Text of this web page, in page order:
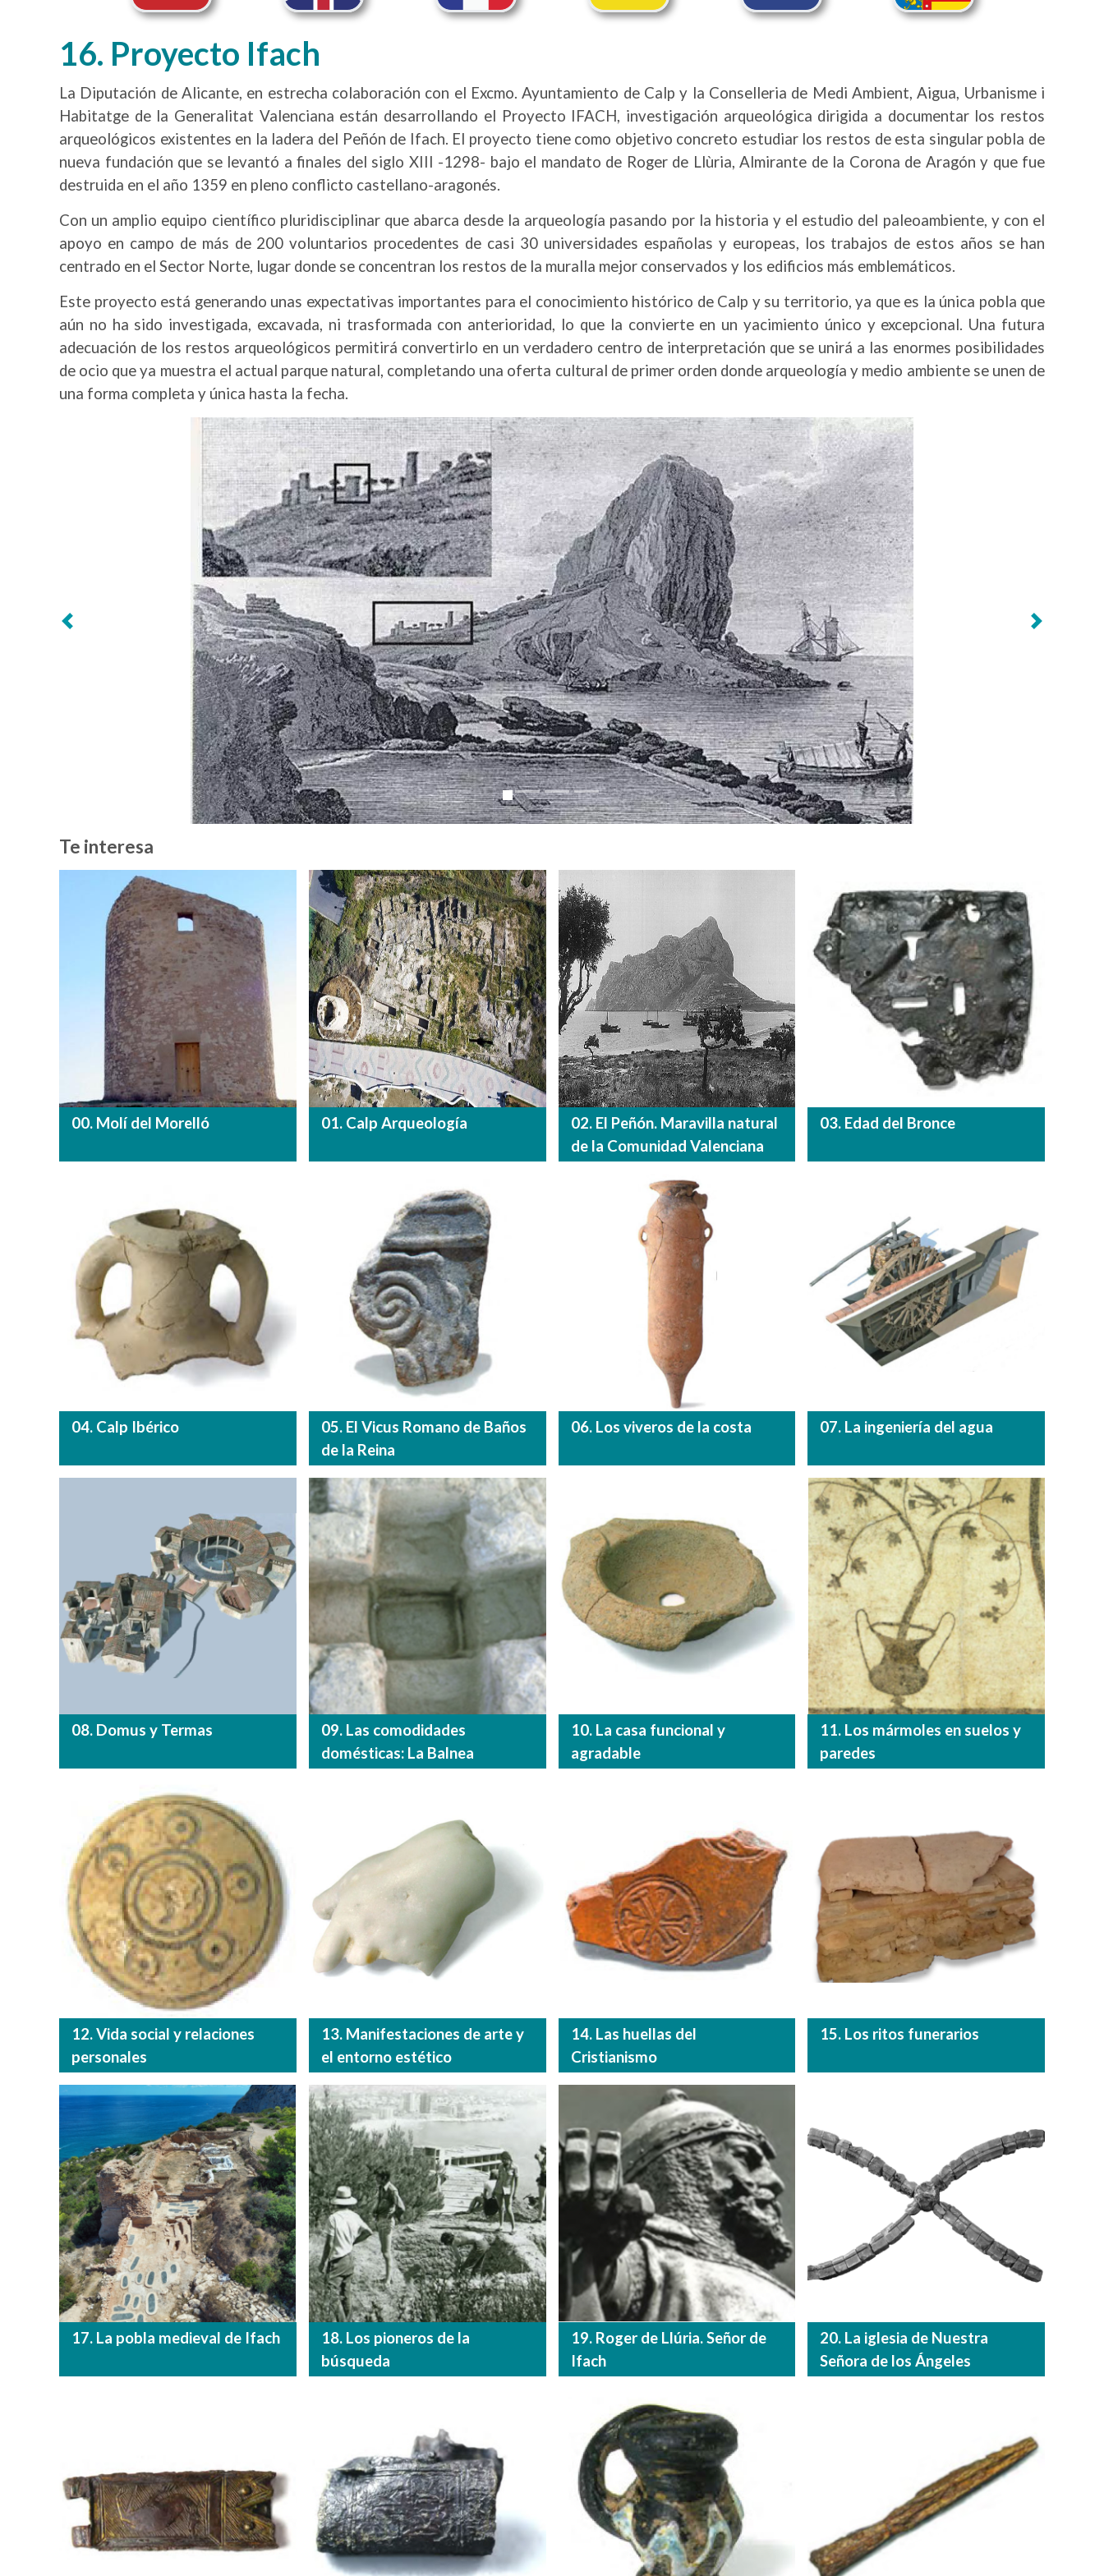
16. Proyecto Ifach
La Diputación de Alicante, en estrecha colaboración con el Excmo. Ayuntamiento de Calp y la Conselleria de Medi Ambient, Aigua, Urbanisme i
Habitatge de la Generalitat Valenciana están desarrollando el Proyecto IFACH, investigación arqueológica dirigida a documentar los restos
arqueológicos existentes en la ladera del Peñón de Ifach. El proyecto tiene como objetivo concreto estudiar los restos de esta singular pobla de
nueva fundación que se levantó a finales del siglo XIII -1298- bajo el mandato de Roger de Llùria, Almirante de la Corona de Aragón y que fue
destruida en el año 1359 en pleno conflicto castellano-aragonés.
Con un amplio equipo científico pluridisciplinar que abarca desde la arqueología pasando por la historia y el estudio del paleoambiente, y con el
apoyo en campo de más de 200 voluntarios procedentes de casi 30 universidades españolas y europeas, los trabajos de estos años se han
centrado en el Sector Norte, lugar donde se concentran los restos de la muralla mejor conservados y los edificios más emblemáticos.
Este proyecto está generando unas expectativas importantes para el conocimiento histórico de Calp y su territorio, ya que es la única pobla que
aún no ha sido investigada, excavada, ni trasformada con anterioridad, lo que la convierte en un yacimiento único y excepcional. Una futura
adecuación de los restos arqueológicos permitirá convertirlo en un verdadero centro de interpretación que se unirá a las enormes posibilidades
de ocio que ya muestra el actual parque natural, completando una oferta cultural de primer orden donde arqueología y medio ambiente se unen de
una forma completa y única hasta la fecha.
Siguiente
Te interesa
00. Molí del Morelló 01. Calp Arqueología
02. El Peñón. Maravilla natural
de la Comunidad Valenciana
03. Edad del Bronce
04. Calp Ibérico
05. El Vicus Romano de Baños
de la Reina
06. Los viveros de la costa 07. La ingeniería del agua
08. Domus y Termas
09. Las comodidades
domésticas: La Balnea
10. La casa funcional y
agradable
11. Los mármoles en suelos y
paredes
12. Vida social y relaciones
personales
13. Manifestaciones de arte y
el entorno estético
14. Las huellas del
Cristianismo
15. Los ritos funerarios
17. La pobla medieval de Ifach
18. Los pioneros de la
búsqueda
19. Roger de Llúria. Señor de
Ifach
20. La iglesia de Nuestra
Señora de los Ángeles